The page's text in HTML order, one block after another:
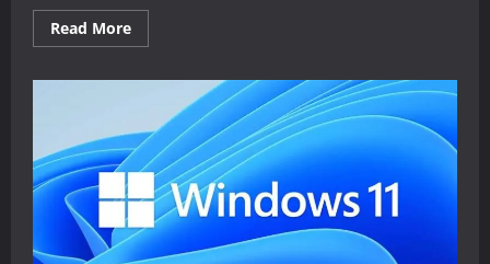
Read MoreRead
more
několikrát
restartoval
během
aktualizace:
známe
příčinu